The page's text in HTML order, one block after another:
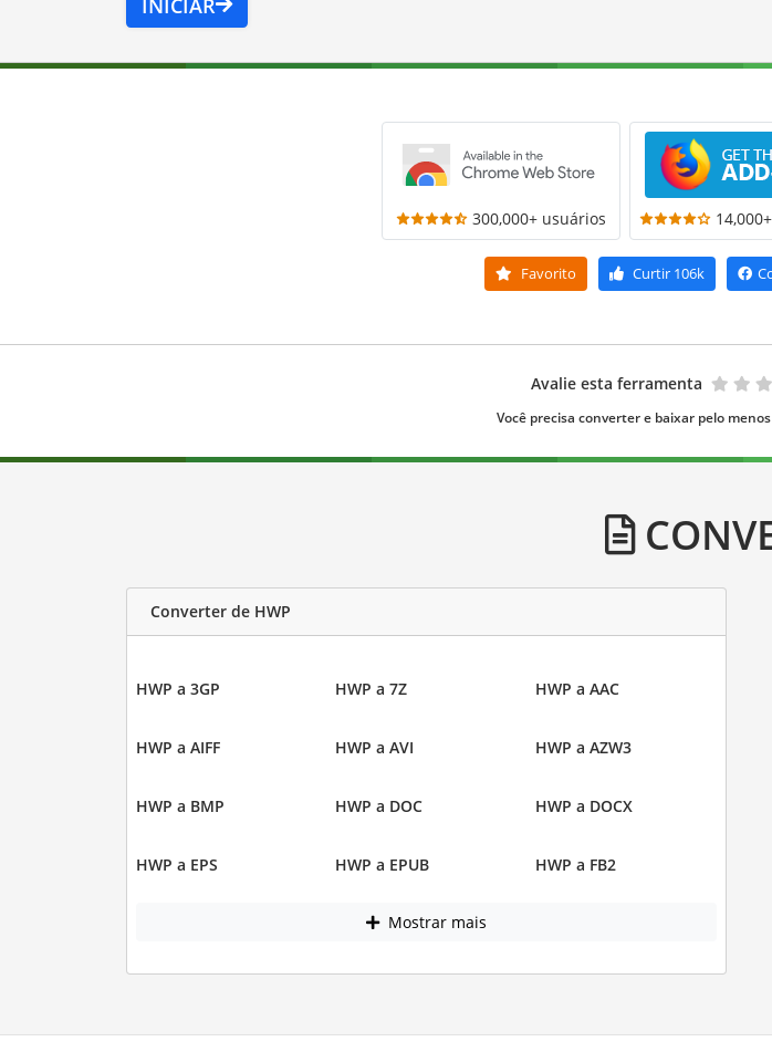
INICIAR
300,000+ usuários
Favorito Curtir106k
Avalie esta ferramenta
Você precisa converter e baixar pelo
Converter de HWP
HWP a 3GP HWP a 7Z HWP a AAC
HWP a AIFF HWP a AVI HWP a AZW3
HWP a BMP HWP a DOC HWP a DOCX
HWP a EPS HWP a EPUB HWP a FB2
Mostrar mais